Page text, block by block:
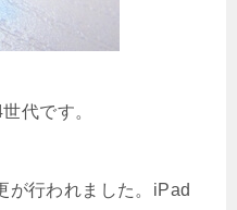
代です。
が行われました。iPad